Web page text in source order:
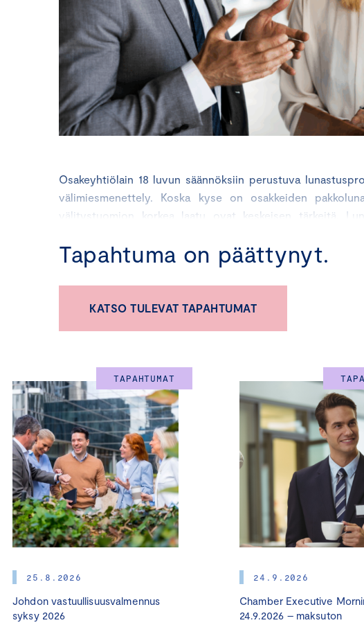
Osakeyhtiölain 18 luvun säännöksiin perustuva
välimiesmenettely. Koska kyse on osakkeiden
välitystuomion korkea laatu ovat keskeisen tärkeitä.
Lunastusmenettelypäivässä saat käytännön näkökulmia
lunastusprosessin tehokasta ja laadukasta toteutusta.
asianajajille, KHT-tilintarkastajille, sijoittajille, välimiehille
prosessinjohto, osakkeen arvonmääritys
yhteydenpito vähemmistöosakkaisiin,
välitystuomion tunnusmerkit. Päivän tarkempi ohjelma on
Kouluttajina toimivat:
Martti Häkkänen, professori, Turun yliopisto
Kirsi Kannaste , asianajaja, Krogerus
Seppo Villa, professori, Helsingin yliopisto
Niina Rosenlund, asianajaja, Eversheds
, asianajaja, Socrates
Tilaisuuden perustiedot
Tapahtuma on päättynyt.
KATSO TULEVAT TAPAHTUMAT
TAPAHTUMAT
25.8.2026
Johdon vastuullisuusvalmennus
syksy 2026
24.9.2026
Chamber Executive
24.9.2026 – maksuton